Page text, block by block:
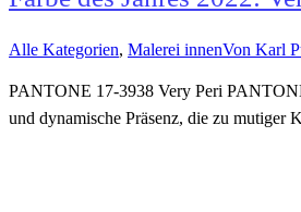
Alle Kategorien, Malerei innenVon Karl
PANTONE 17-3938 Very Peri
und dynamische Präsenz, die zu